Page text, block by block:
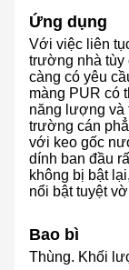
Ứng dụng
Với việc liên
trường nhà tùy
càng có yêu
màng PUR có
năng lượng và
trường cán
với keo gốc
dính ban đầu
không bị bật
nổi bật tuyệt
Bao bì
Thùng. Khối